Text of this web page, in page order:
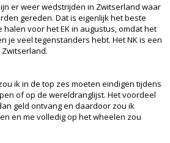
er weer wedstrijden in Zwitserland waar
gereden. Dat is eigenlijk het beste
voor het EK in augustus, omdat het
je veel tegenstanders hebt. Het NK is een
ik in de top zes moeten eindigen tijdens
of op de wereldranglijst. Het voordeel
geld ontvang en daardoor zou ik
en me volledig op het wheelen zou